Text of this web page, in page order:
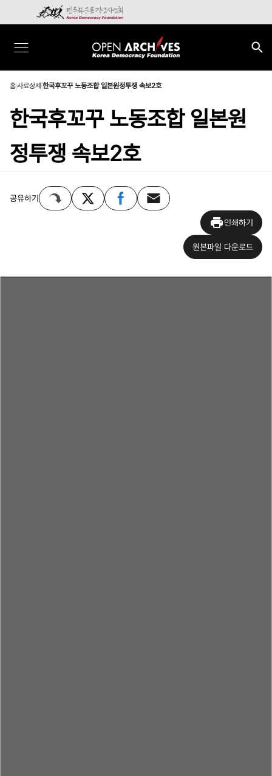
홈사료상세 한국후꼬꾸 노동조합 일본원정투쟁 속보2호
한국후꼬꾸 노동조합 일본원
정투쟁 속보2호
공유하기
인쇄하기
원본파일 다운로드